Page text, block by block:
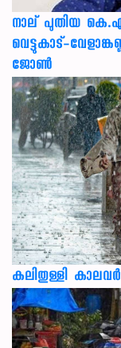
നാല് പുതിയ
വെട്ടുകാട്-
ജോൺ
കലിതുള്ളി